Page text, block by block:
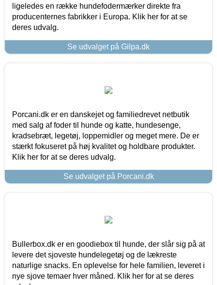
ligeledes en række hundefodermærker direkte fra
producenternes fabrikker i Europa. Klik her for at se
deres udvalg.
Se udvalget på Gilpa.dk
Porcani.dk er en danskejet og familiedrevet netbutik
med salg af foder til hunde og katte, hundesenge,
kradsebræt, legetøj, loppemidler og meget mere. De er
stærkt fokuseret på høj kvalitet og holdbare produkter.
Klik her for at se deres udvalg.
Se udvalget på Porcani.dk
Bullerbox.dk er en goodiebox til hunde, der slår sig på at
levere det sjoveste hundelegetøj og de lækreste
naturlige snacks. En oplevelse for hele familien, leveret i
nye sjove temaer hver måned. Klik her for at se deres